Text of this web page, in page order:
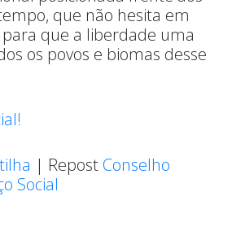
que não hesita em
que a liberdade uma
os povos e biomas desse
| Repost Conselho
Social